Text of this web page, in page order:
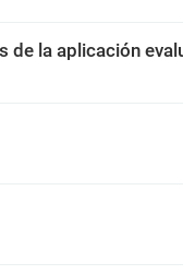
de la aplicación